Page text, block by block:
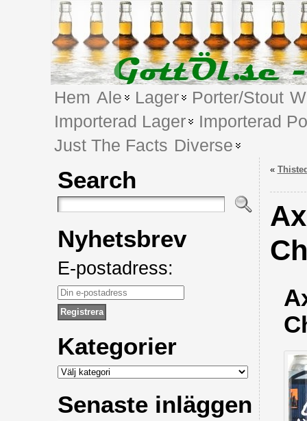
Hem Ale Lager Porter/Stout
Importerad Lager
Importerad
Just The Facts Diverse
Search
Nyhetsbrev
E-postadress:
Kategorier
Kategorier
Senaste inläggen
«